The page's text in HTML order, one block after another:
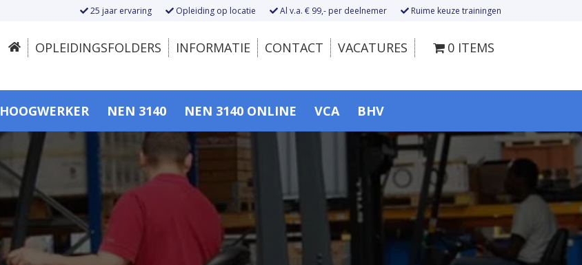
25 jaar ervaring Opleiding op locatie Al v.a. € 99,- per deelnemer Ruime keuze trainingen
OPLEIDINGSFOLDERS INFORMATIE CONTACT VACATURES 0 ITEMS
HOOGWERKER NEN 3140 NEN 3140 ONLINE VCA BHV